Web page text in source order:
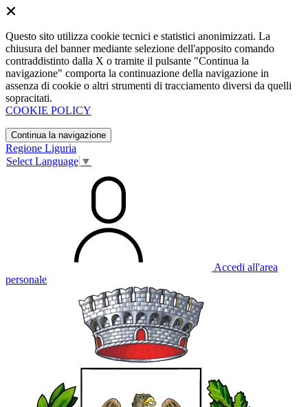
Questo sito utilizza cookie tecnici e statistici anonimizzati. La
chiusura del banner mediante selezione dell'apposito comando
contraddistinto dalla X o tramite il pulsante "Continua la
navigazione" comporta la continuazione della navigazione in
assenza di cookie o altri strumenti di tracciamento diversi da quelli
sopracitati.
COOKIE POLICY
Continua la navigazione
Regione Liguria
Select Language ▼
Accedi all'area
personale